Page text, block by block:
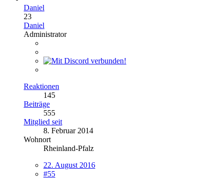
Daniel
23
Daniel
Administrator
Reaktionen
145
Beiträge
555
Mitglied seit
8. Februar 2014
Wohnort
Rheinland-Pfalz
22. August 2016
#55